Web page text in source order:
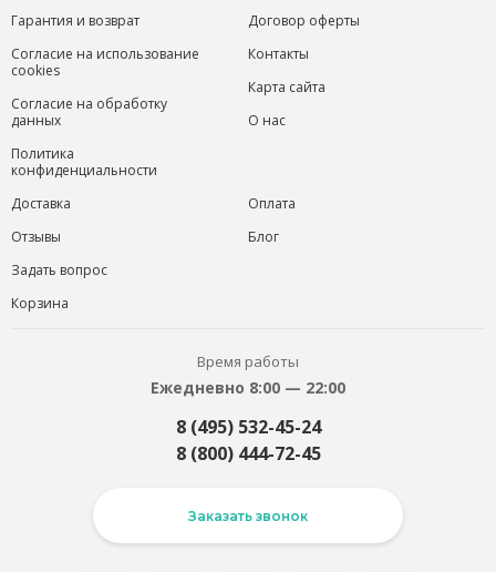
Гарантия и возврат
Согласие на использование
cookies
Согласие на обработку
данных
Политика
конфиденциальности
Договор оферты
Контакты
Карта сайта
О нас
Доставка
Отзывы
Задать вопрос
Корзина
Оплата
Блог
Время работы
Ежедневно 8:00 — 22:00
8 (495) 532-45-24
8 (800) 444-72-45
Заказать звонок